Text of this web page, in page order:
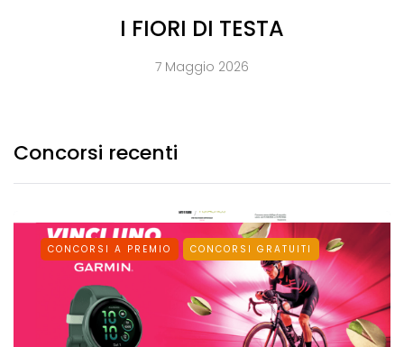
I FIORI DI TESTA
7 Maggio 2026
Concorsi recenti
CONCORSI A PREMIO CONCORSI GRATUITI